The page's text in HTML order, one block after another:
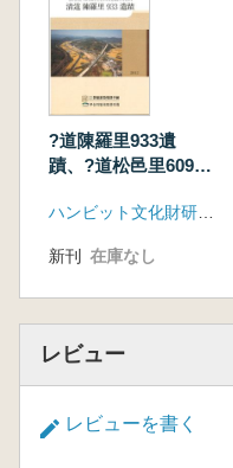
?道陳羅里933遺
蹟、?道松邑里609遺
ハンビット文化財研究院
新刊 在庫なし
レビュー
レビューを書く